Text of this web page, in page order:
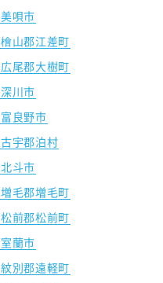
美唄市
檜山郡江差町
広尾郡大樹町
深川市
富良野市
古宇郡泊村
北斗市
増毛郡増毛町
松前郡松前町
室蘭市
紋別郡遠軽町